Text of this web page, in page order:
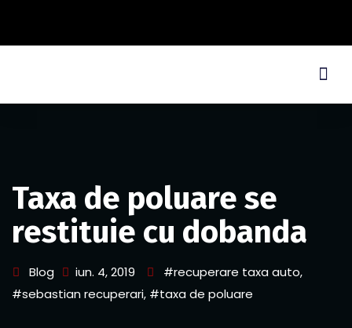
Taxa de poluare se
restituie cu dobanda
Blog iun. 4, 2019 #recuperare taxa auto,
#sebastian recuperari, #taxa de poluare